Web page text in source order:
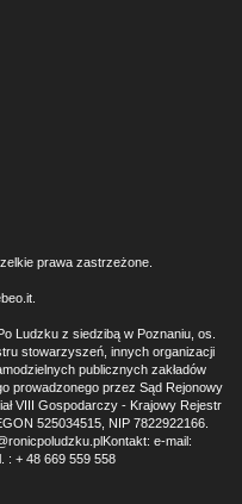
prawa zastrzeżone.
.
Ludzku z siedzibą w Poznaniu, os.
stowarzyszeń, innych organizacji
publicznych zakładów
prowadzonego przez Sąd Rejonowy
VIII Gospodarczy - Krajowy Rejestr
525034515, NIP 7822922166.
e-mail:
: + 48 669 559 558